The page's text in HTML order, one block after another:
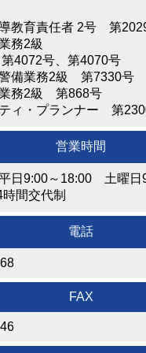
教育責任者 2号 第
務2級
4072号、第4070号
備業務2級 第7330号
務2級 第868号
ィ・プランナー 第
営業時間
日9:00～18:00 土曜日
間交代制
電話
FAX